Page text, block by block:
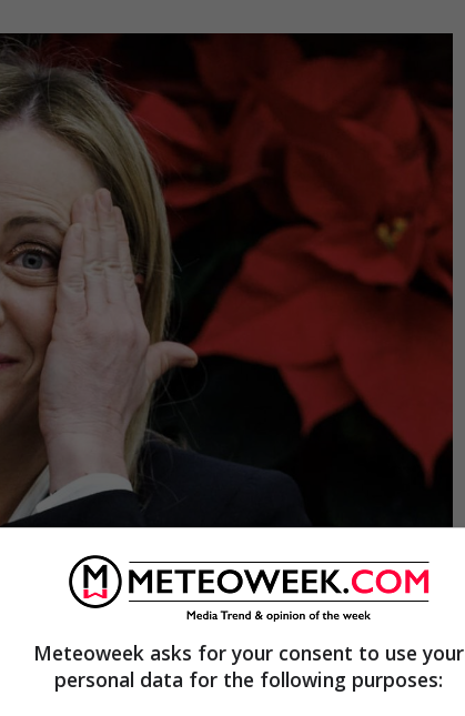
direttore generale del Tesoro, sarà la prima
, ragioniere generale dello Stato, aNicola
Meteoweek asks for your consent to use your
personal data for the following purposes: